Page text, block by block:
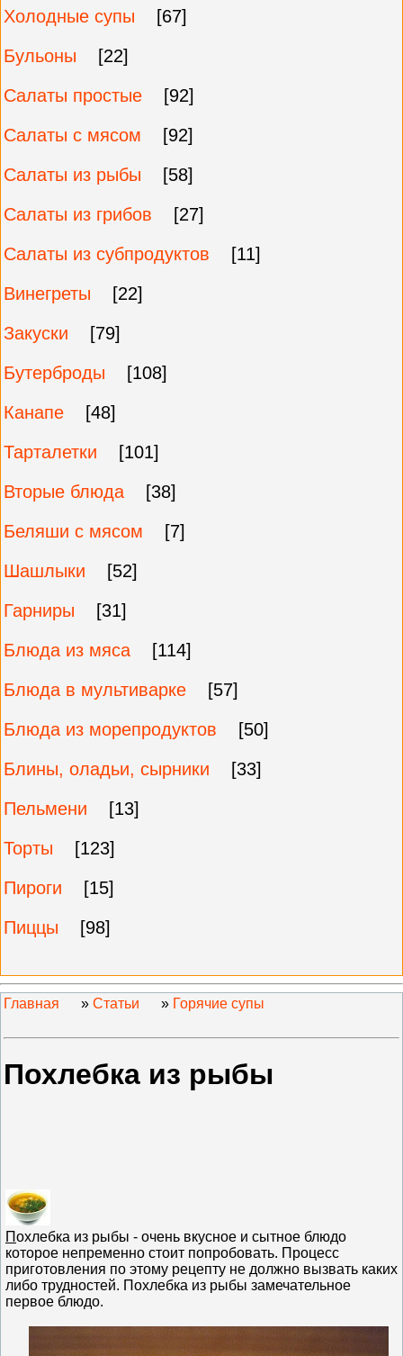
Холодные супы
[67]
Бульоны
[22]
Салаты простые
[92]
Салаты с мясом
[92]
Салаты из рыбы
[58]
Салаты из грибов
[27]
Салаты из субпродуктов
[11]
Винегреты
[22]
Закуски
[79]
Бутерброды
[108]
Канапе
[48]
Тарталетки
[101]
Вторые блюда
[38]
Беляши с мясом
[7]
Шашлыки
[52]
Гарниры
[31]
Блюда из мяса
[114]
Блюда в мультиварке
[57]
Блюда из морепродуктов
[50]
Блины, оладьи, сырники
[33]
Пельмени
[13]
Торты
[123]
Пироги
[15]
Пиццы
[98]
Главная » Статьи » Горячие супы
Похлебка из рыбы
Похлебка из рыбы - очень вкусное и сытное блюдо
которое непременно стоит попробовать. Процесс
приготовления по этому рецепту не должно вызвать каких
либо трудностей. Похлебка из рыбы замечательное
первое блюдо.